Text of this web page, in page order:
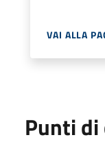
VAI ALLA
Punti